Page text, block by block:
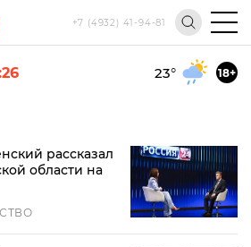
+7 (4932) 41-94-81
23° 18+
рассказал
области на